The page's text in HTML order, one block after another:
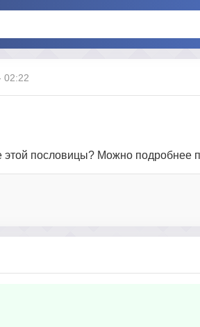
02:22
этой пословицы? Можно подробнее